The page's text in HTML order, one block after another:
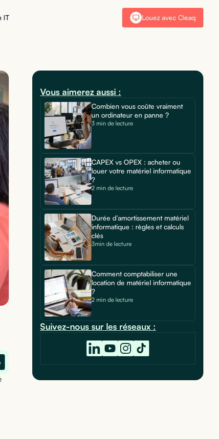
IT Louez avec Cleaq
Vous aimerez aussi :
Combien vous coûte vraiment
un ordinateur en panne ?
3 min de lecture
CAPEX vs OPEX : acheter ou
louer votre matériel informatique
?
2 min de lecture
Durée d’amortissement matériel
informatique : règles et calculs
clés
3min de lecture
Comment comptabiliser une
location de matériel informatique
?
2 min de lecture
Suivez-nous sur les réseaux :